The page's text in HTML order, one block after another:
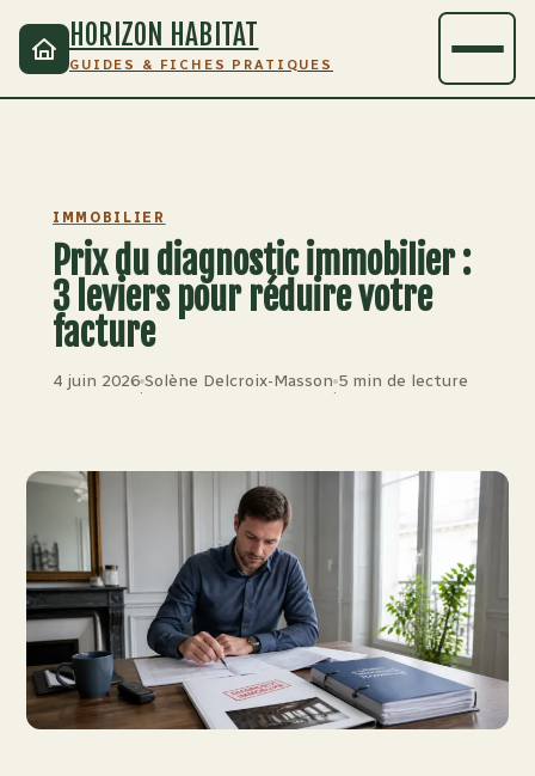
HORIZON HABITAT
GUIDES & FICHES PRATIQUES
IMMOBILIER
Prix du diagnostic immobilier :
3 leviers pour réduire votre
facture
4 juin 2026
·
Solène Delcroix-Masson
·
5 min de lecture